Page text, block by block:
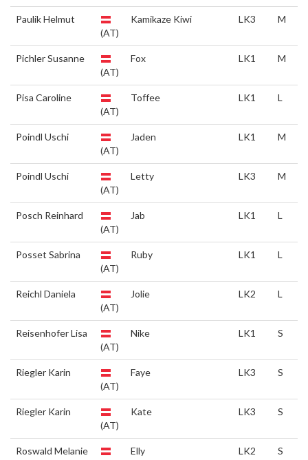
Paulik Helmut
(AT)
Kamikaze Kiwi LK3 M
Pichler Susanne
(AT)
Fox LK1 M
Pisa Caroline
(AT)
Toffee LK1 L
Poindl Uschi
(AT)
Jaden LK1 M
Poindl Uschi
(AT)
Letty LK3 M
Posch Reinhard
(AT)
Jab LK1 L
Posset Sabrina
(AT)
Ruby LK1 L
Reichl Daniela
(AT)
Jolie LK2 L
Reisenhofer Lisa
(AT)
Nike LK1 S
Riegler Karin
(AT)
Faye LK3 S
Riegler Karin
(AT)
Kate LK3 S
Roswald Melanie
Elly LK2 S